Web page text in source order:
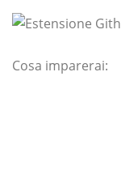
Cosa imparerai: